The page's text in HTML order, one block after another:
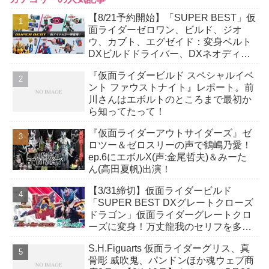
【8/21予約開始】「SUPER BEST」仮
面ライダーゼロワン、ビルド、ジオ
ウ、カブト、エグゼイド：変身ベルト
DXビルドドライバー、DXネオディケ
か12点！
『仮面ライダービルド スペシャルイベ
ント ファウストナイト』レポート。前
川さんはエボルトのところまで最初か
ら知ってたって！
『仮面ライダーアウトサイダーズ』ゼ
ロツー＆ゼロスリーの声で鶴嶋乃愛！
ep.6にエボルX(声:金尾哲夫)＆みーた
ん(高田夏帆)出演！
【3/31締切】仮面ライダービルド
「SUPER BEST DXグレートクローズ
ドラゴン」仮面ライダーグレートクロ
ーズに変身！万丈龍我のセリフを多数
S.H.Figuarts 仮面ライダーグリス、真
骨彫 威吹鬼、パンドンほか魂ウェブ商